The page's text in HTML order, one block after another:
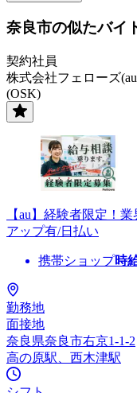
奈良市の似たバイ
契約社員
株式会社フェローズ
(OSK)
【au】経験者限定！
アップ有/日払い
携帯ショップ時
勤務地
面接地
奈良県奈良市右京1-1-2
高の原駅、西木津駅